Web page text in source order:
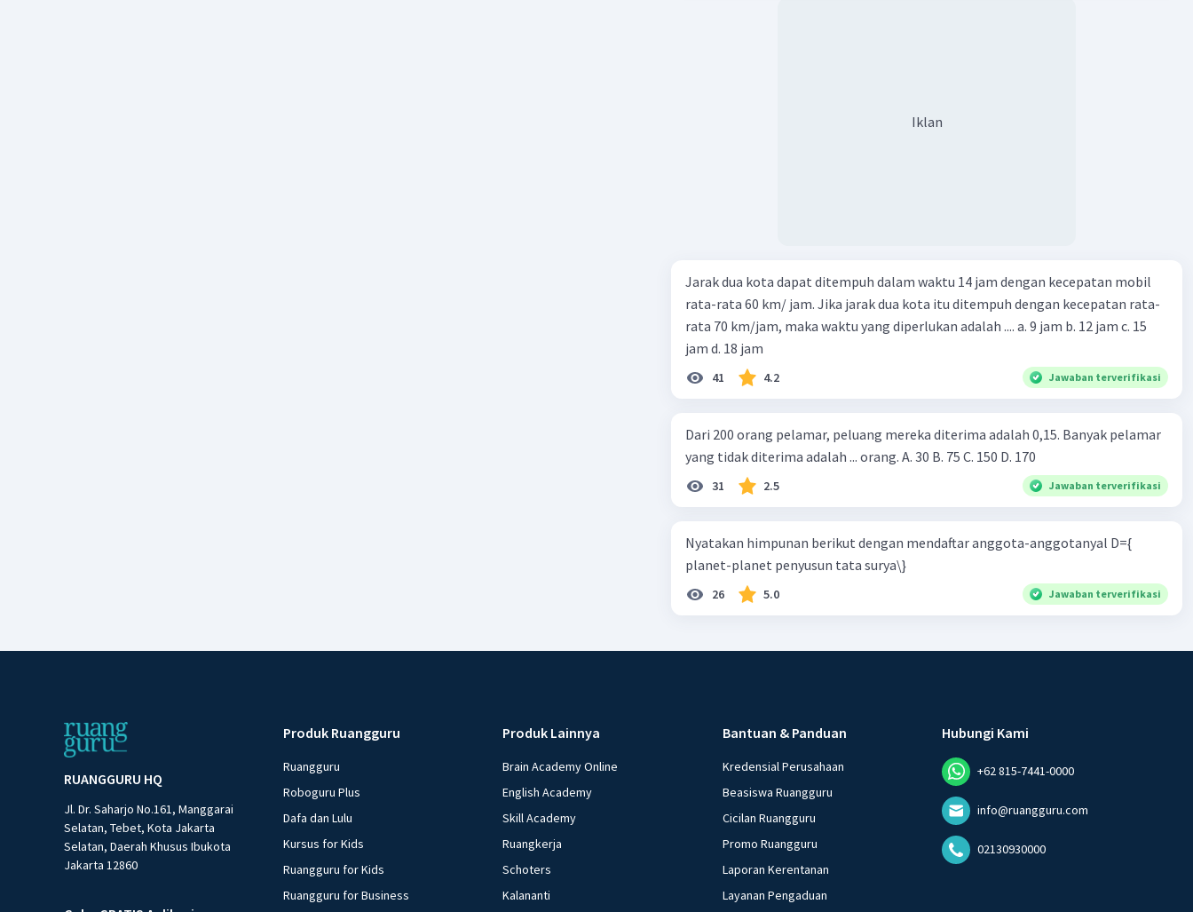
Iklan
Jarak dua kota dapat ditempuh dalam waktu 14 jam dengan kecepatan mobil
rata-rata 60 km/ jam. Jika jarak dua kota itu ditempuh dengan kecepatan rata-
rata 70 km/jam, maka waktu yang diperlukan adalah .... a. 9 jam b. 12 jam c. 15
jam d. 18 jam
41 4.2 Jawaban terverifikasi
Dari 200 orang pelamar, peluang mereka diterima adalah 0,15. Banyak pelamar
yang tidak diterima adalah ... orang. A. 30 B. 75 C. 150 D. 170
31 2.5 Jawaban terverifikasi
Nyatakan himpunan berikut dengan mendaftar anggota-anggotanyal D={
planet-planet penyusun tata surya\}
26 5.0 Jawaban terverifikasi
RUANGGURU HQ
Jl. Dr. Saharjo No.161, Manggarai
Selatan, Tebet, Kota Jakarta
Selatan, Daerah Khusus Ibukota
Jakarta 12860
Produk Ruangguru
Ruangguru
Roboguru Plus
Dafa dan Lulu
Kursus for Kids
Ruangguru for Kids
Ruangguru for Business
Produk Lainnya
Brain Academy Online
English Academy
Skill Academy
Ruangkerja
Schoters
Kalananti
Bantuan & Panduan
Kredensial Perusahaan
Beasiswa Ruangguru
Cicilan Ruangguru
Promo Ruangguru
Laporan Kerentanan
Layanan Pengaduan
Hubungi Kami
+62 815-7441-0000
info@ruangguru.com
02130930000